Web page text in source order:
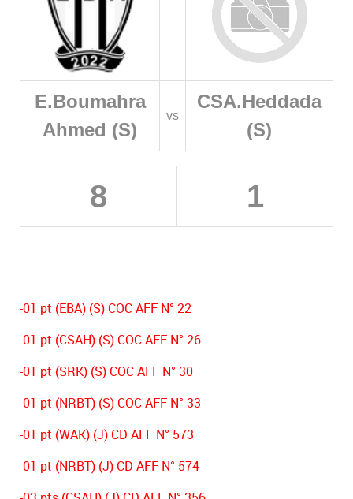
E.Boumahra
Ahmed (S)
vs
CSA.Heddada
(S)
8 1
-01 pt (EBA) (S) COC AFF N° 22
-01 pt (CSAH) (S) COC AFF N° 26
-01 pt (SRK) (S) COC AFF N° 30
-01 pt (NRBT) (S) COC AFF N° 33
-01 pt (WAK) (J) CD AFF N° 573
-01 pt (NRBT) (J) CD AFF N° 574